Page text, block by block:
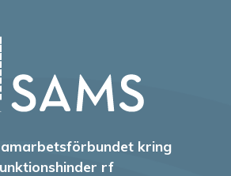
kring
rf